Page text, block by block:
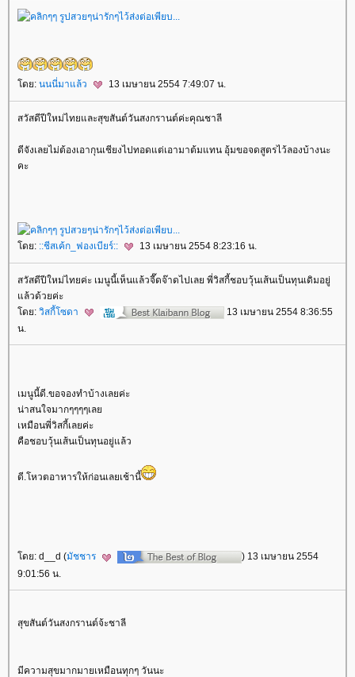
ดย: นนนี่มาแล้ว 13 เมษายน 2554 7:49:07 น.
สวัสดีปีใหม่ไทยและสุขสันต์วันสงกรานต์ค่ะคุณชาลี
ดีจังเลยไม่ต้องเอากุนเชียงไปทอดแต่เอามาต้มแทน อุ้มขอจดสูตรไว้ลองบ้างนะ
คะ
ดย: ::ชีสเค้ก_ฟองเบียร์:: 13 เมษายน 2554 8:23:16 น.
สวัสดีปีใหม่ไทยค่ะ เมนูนี้เห็นแล้วจี๊ดจ๊าดไปเลย พี่วิสกี้ชอบวุ้นเส้นเป็นทุนเดิมอยู่
ล้วด้วยค่ะ
ดย: วิสกี้โซดา
13 เมษายน 2554 8:36:55
น.
เมนูนี้ดี.ขอจองทำบ้างเลยค่ะ
น่าสนใจมากๆๆๆๆเล
เหมือนพี่วิสกี้เลยค่ะ
คือชอบวุ้นเส้นเป็นทุนอยู่แล้ว
ดี.โหวตอาหารให้ก่อนเลยเช้านี้
ดย: d__d (มัชชาร
) 13 เมษายน 2554
9:01:56 น.
สุขสันต์วันสงกรานต์จ้ะชาลี
มีความสุขมากมายเหมือนทุกๆ วันนะ